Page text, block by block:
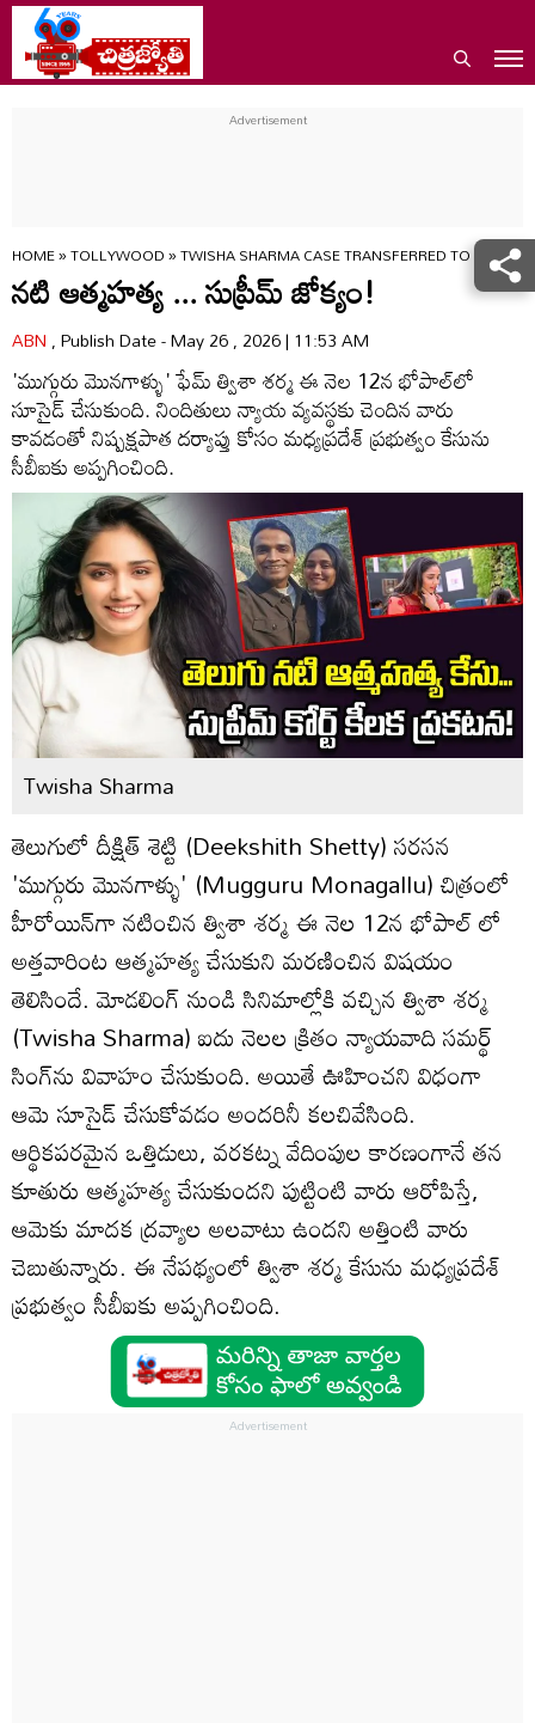
HOME»TOLLYWOOD»TWISHA SHARMA CASE TRANSFERRED TO CBI
నటి ఆత్మహత్య ... సుప్రీమ్‌ జోక్యం!
ABN, Publish Date - May 26 , 2026 | 11:53 AM
'ముగ్గురు మొనగాళ్ళు' ఫేమ్‌ త్విశా శర్మ ఈ నెల 12న భోపాల్‌లో
సూసైడ్ చేసుకుంది. నిందితులు న్యాయ వ్యవస్థకు చెందిన వారు
కావడంతో నిష్పక్షపాత దర్యాప్తు కోసం మధ్యప్రదేశ్‌ ప్రభుత్వం కేసును
సీబీఐకు అప్పగించింది.
Twisha Sharma
తెలుగులో దీక్షిత్‌ శెట్టి (Deekshith Shetty) సరసన
'ముగ్గురు మొనగాళ్ళు' (Mugguru Monagallu) చిత్రంలో
హీరోయిన్‌గా నటించిన త్విశా శర్మ ఈ నెల 12న భోపాల్ లో
అత్తవారింట ఆత్మహత్య చేసుకుని మరణించిన విషయం
తెలిసిందే. మోడలింగ్‌ నుండి సినిమాల్లోకి వచ్చిన త్విశా శర్మ
(Twisha Sharma) ఐదు నెలల క్రితం న్యాయవాది సమర్థ్‌
సింగ్‌ను వివాహం చేసుకుంది. అయితే ఊహించని విధంగా
ఆమె సూసైడ్‌ చేసుకోవడం అందరినీ కలచివేసింది.
ఆర్థికపరమైన ఒత్తిడులు, వరకట్న వేదింపుల కారణంగానే తన
కూతురు ఆత్మహత్య చేసుకుందని పుట్టింటి వారు ఆరోపిస్తే,
ఆమెకు మాదక ద్రవ్యాల అలవాటు ఉందని అత్తింటి వారు
చెబుతున్నారు. ఈ నేపథ్యంలో త్విశా శర్మ కేసును మధ్యప్రదేశ్‌
ప్రభుత్వం సీబీఐకు అప్పగించింది.